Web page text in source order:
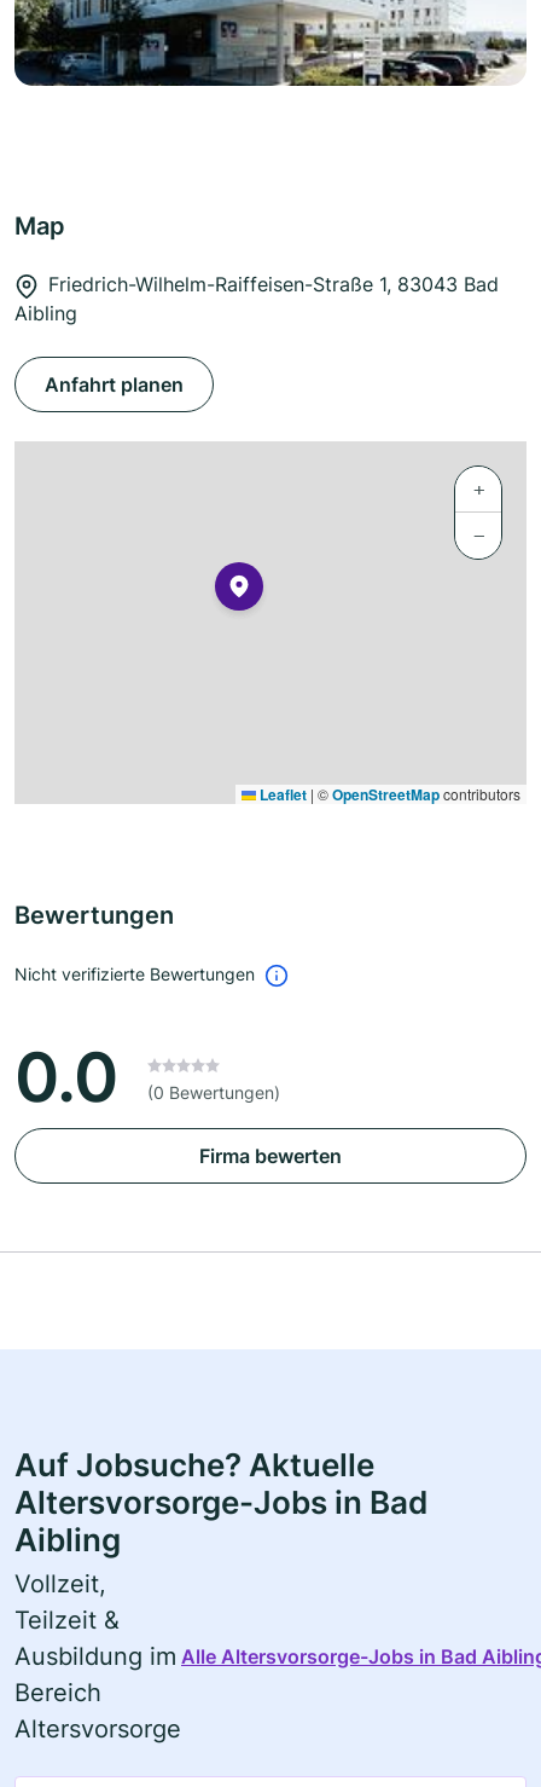
Map
Friedrich-Wilhelm-Raiffeisen-Straße 1, 83043 Bad
Aibling
Anfahrt planen
+
−
Leaflet | ©OpenStreetMapcontributors
Bewertungen
Nicht verifizierte Bewertungen
0.0 (0 Bewertungen)
Firma bewerten
Auf Jobsuche? Aktuelle
Altersvorsorge-Jobs in Bad
Aibling
Vollzeit,
Teilzeit &
Ausbildung im
Bereich
Altersvorsorge
Alle Altersvorsorge-Jobs in Bad